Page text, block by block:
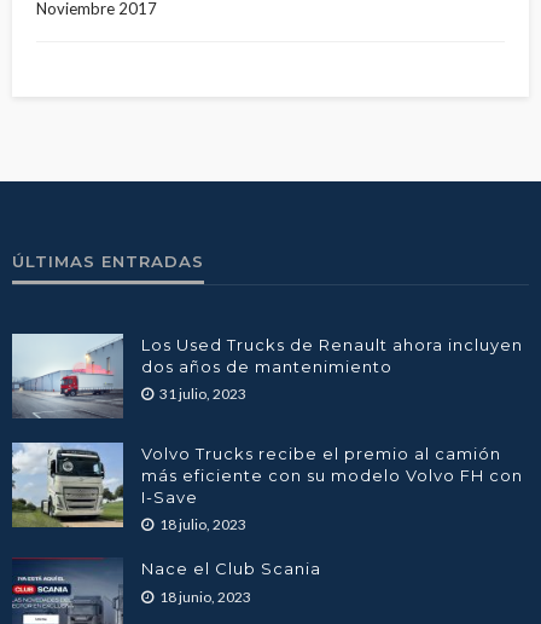
Noviembre 2017
ÚLTIMAS ENTRADAS
Los Used Trucks de Renault ahora incluyen
dos años de mantenimiento
31 julio, 2023
Volvo Trucks recibe el premio al camión
más eficiente con su modelo Volvo FH con
I-Save
18 julio, 2023
Nace el Club Scania
18 junio, 2023